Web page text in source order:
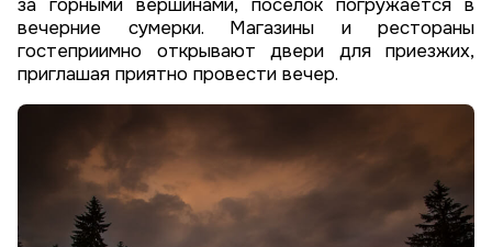
за горными вершинами, поселок погружается в
вечерние сумерки. Магазины и рестораны
гостеприимно открывают двери для приезжих,
приглашая приятно провести вечер.